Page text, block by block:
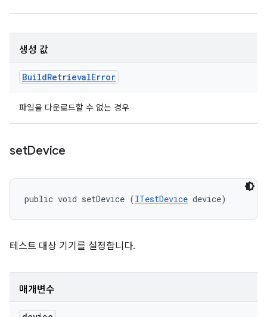
생성 값
BuildRetrievalError
파일을 다운로드할 수 없는 경우
setDevice
public void setDevice (ITestDevice device)
테스트 대상 기기를 설정합니다.
매개변수